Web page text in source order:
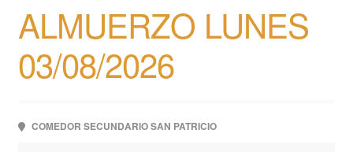
ALMUERZO LUNES
03/08/2026
COMEDOR SECUNDARIO SAN PATRICIO